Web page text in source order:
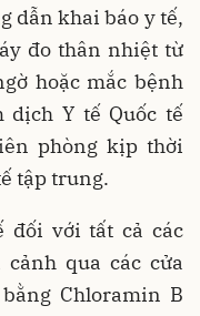
dẫn khai báo y tế,
đo thân nhiệt từ
hoặc mắc bệnh
Y tế Quốc tế
phòng kịp thời
tập trung.
với tất cả các
qua các cửa
Chloramin B